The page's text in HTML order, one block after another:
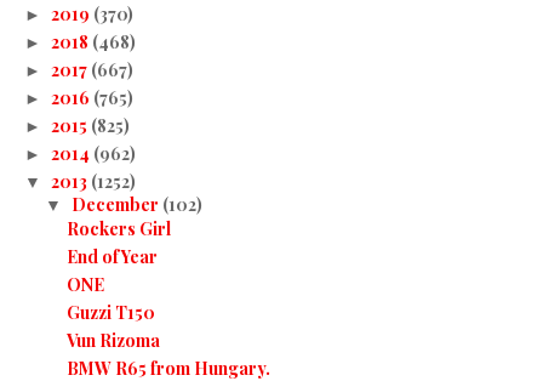
► 2019 (370)
► 2018 (468)
► 2017 (667)
► 2016 (765)
► 2015 (825)
► 2014 (962)
▼ 2013 (1252)
▼ December (102)
Rockers Girl
End of Year
ONE
Guzzi T150
Vun Rizoma
BMW R65 from Hungary.